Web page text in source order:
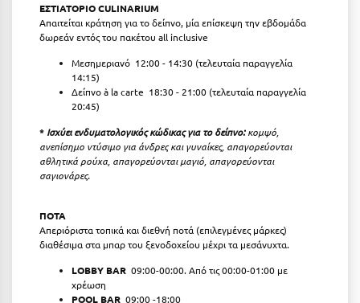
Κύμη Ευβοίας
Κυπαρισσία
Λακόπετρα Αχαΐας
ΕΣΤΙΑΤΟΡΙΟ CULINARIUM
Απαιτείται κράτηση για το δείπνο, μία επίσκεψη την εβδομάδα
δωρεάν εντός του πακέτου all inclusive
Μεσημεριανό 12:00 - 14:30 (τελευταία παραγγελία
14:15)
Δείπνο à la carte 18:30 - 21:00 (τελευταία παραγγελία
20:45)
* Ισχύει ενδυματολογικός κώδικας για το δείπνο: κομψό,
ανεπίσημο ντύσιμο για άνδρες και γυναίκες, απαγορεύονται
αθλητικά ρούχα, απαγορεύονται μαγιό, απαγορεύονται
σαγιονάρες.
ΠΟΤΑ
Απεριόριστα τοπικά και διεθνή ποτά (επιλεγμένες μάρκες)
διαθέσιμα στα μπαρ του ξενοδοχείου μέχρι τα μεσάνυχτα.
LOBBY BAR 09:00-00:00. Από τις 00:00-01:00 με
χρέωση
POOL BAR 09:00 -18:00